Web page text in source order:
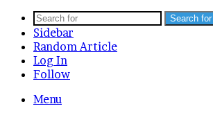
Search for
Sidebar
Random Article
Log In
Follow
Menu